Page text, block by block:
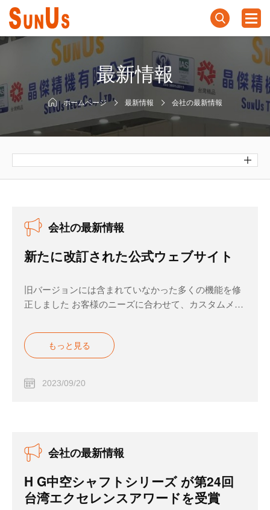
最新情報
ホームページ 最新情報 会社の最新情報
会社の最新情報
新たに改訂された公式ウェブサイト
旧バージョンには含まれていなかった多くの機能を修
正しました お客様のニーズに合わせて、カスタムメイ
もっと見る
2023/09/20
会社の最新情報
H G中空シャフトシリーズ が第24回
台湾エクセレンスアワードを受賞